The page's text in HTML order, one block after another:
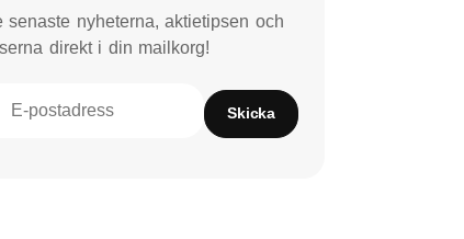
senaste nyheterna, aktietipsen och
direkt i din mailkorg!
E-postadress Skicka